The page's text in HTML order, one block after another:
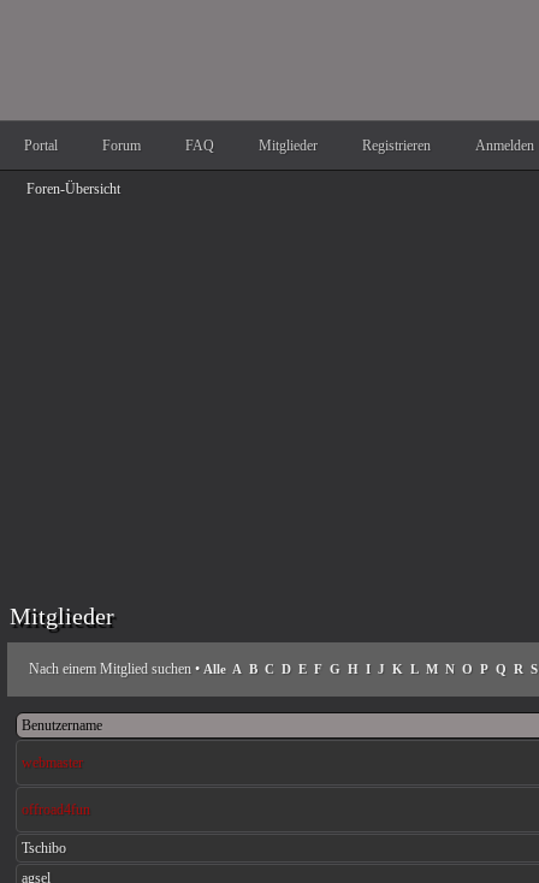
Portal Forum FAQ Mitglieder Registrieren Anmelden
Foren-Übersicht
Mitglieder
Nach einem Mitglied suchen • Alle A B C D E F G H I J K L M N O P Q R S
Benutzername
webmaster
offroad4fun
Tschibo
agsel